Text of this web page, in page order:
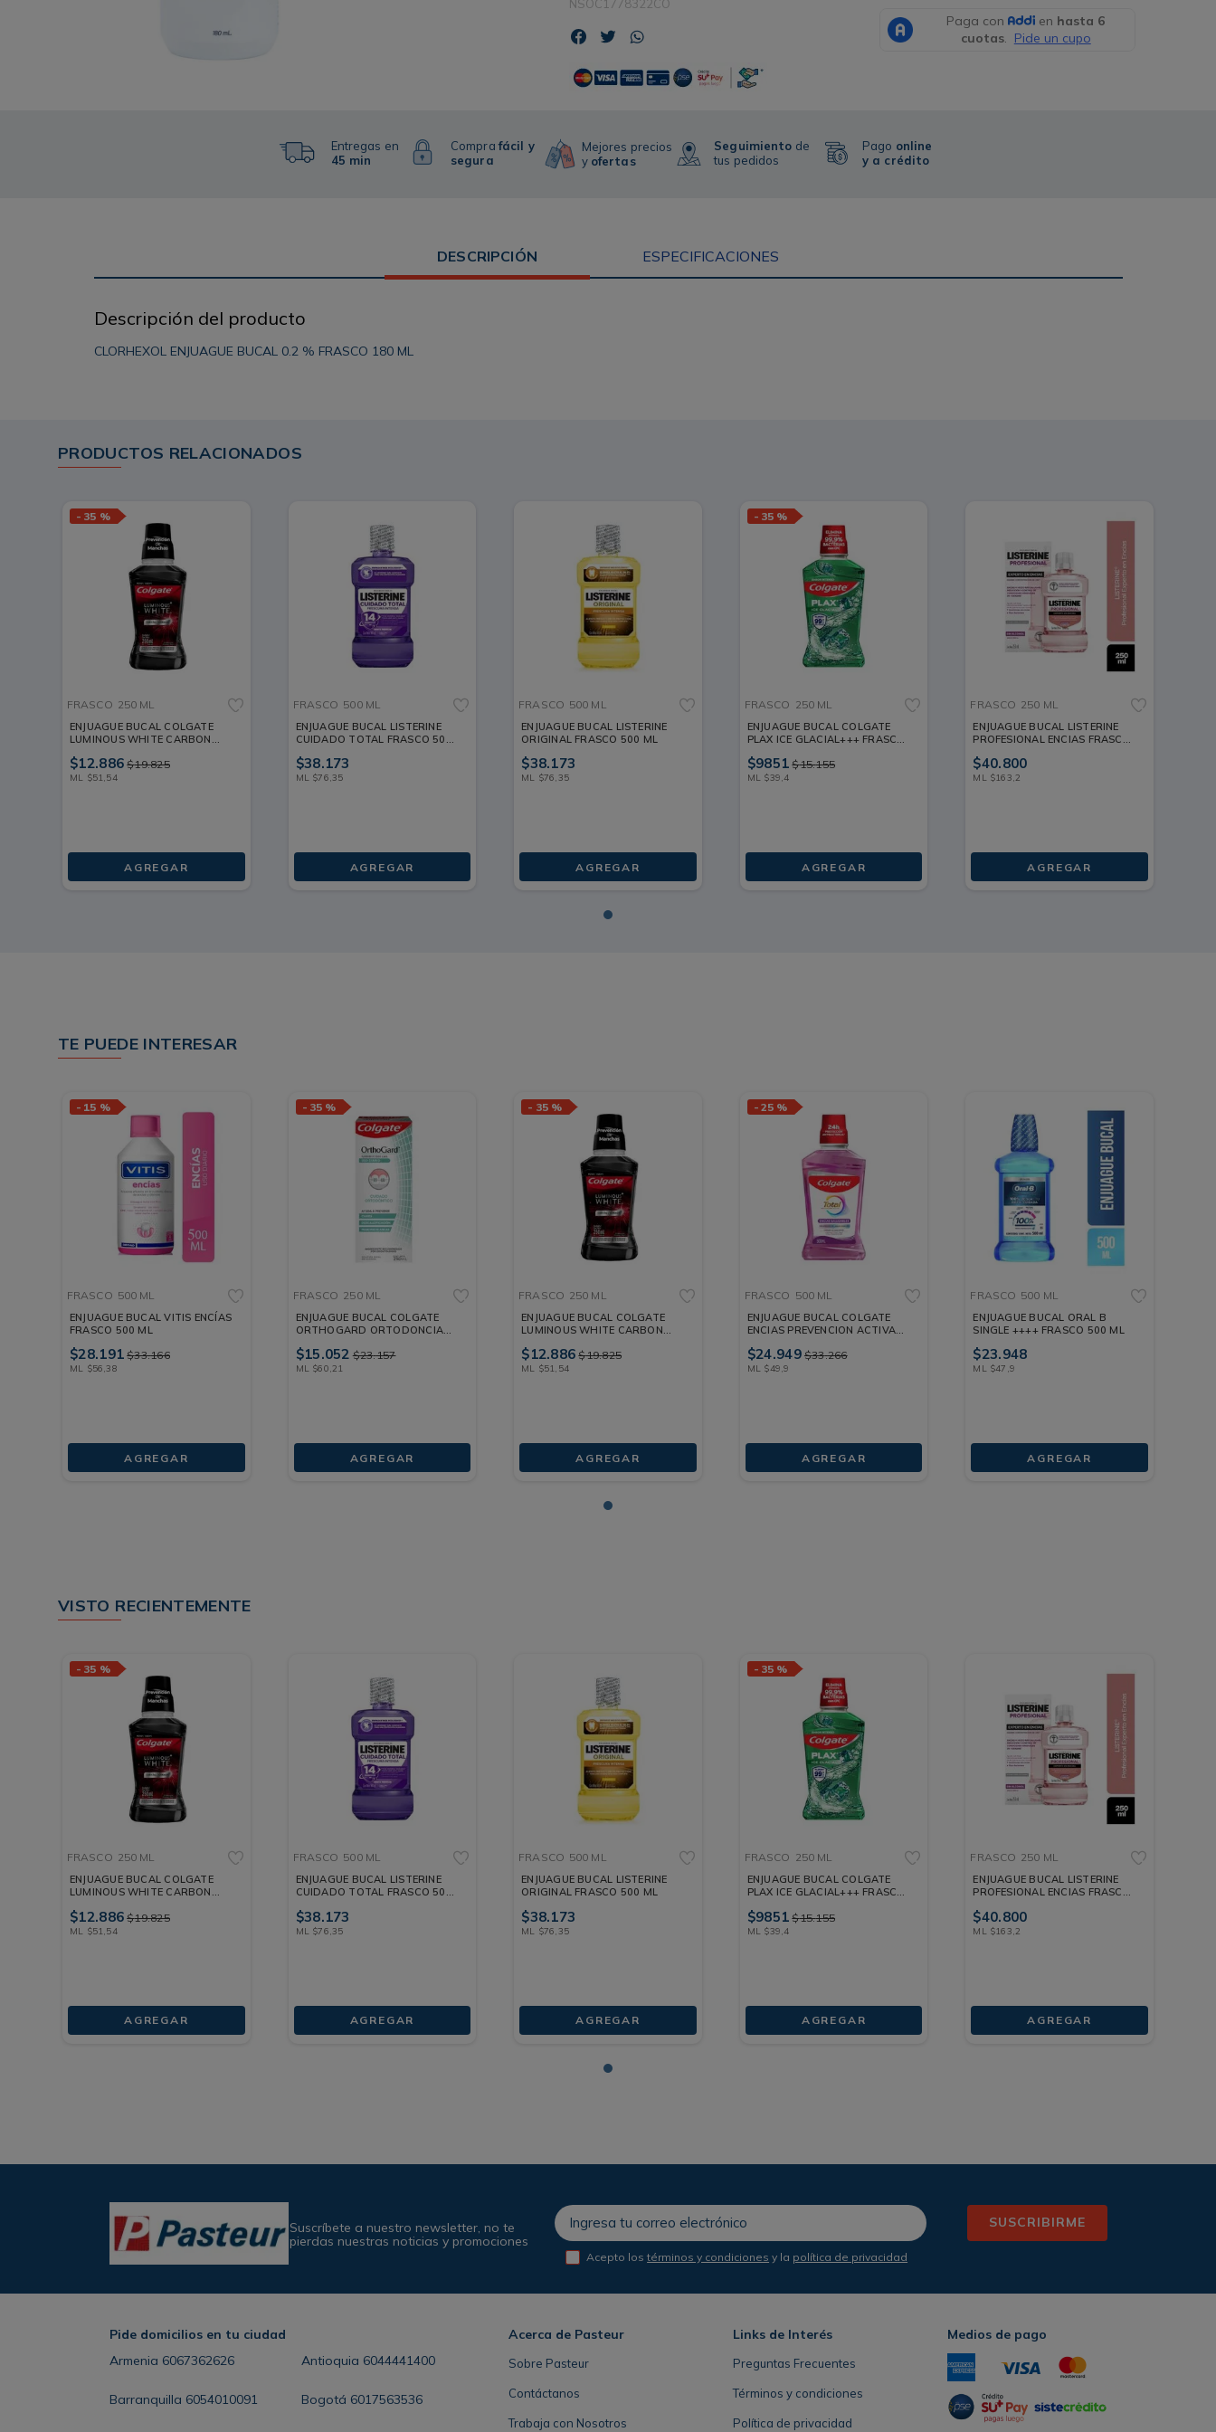
NSOC1778322CO
Entregas en
45 min
Comprafácil y
segura
Mejores precios
y ofertas
Seguimiento de
tus pedidos
Pago online
y a crédito
DESCRIPCIÓN ESPECIFICACIONES
Descripción del producto
CLORHEXOL ENJUAGUE BUCAL 0.2 % FRASCO 180 ML
PRODUCTOS RELACIONADOS
- 35 %
FRASCO 250 ML
ENJUAGUE BUCAL COLGATE
LUMINOUS WHITE CARBON
$12.886 $19.825
ML $51,54
AGREGAR
FRASCO 500 ML
ENJUAGUE BUCAL LISTERINE
CUIDADO TOTAL FRASCO 500
$38.173
ML $76,35
AGREGAR
FRASCO 500 ML
ENJUAGUE BUCAL LISTERINE
ORIGINAL FRASCO 500 ML
$38.173
ML $76, 35
AGREGAR
- 35 %
FRASCO 250 ML
ENJUAGUE BUCAL COLGATE
PLAX ICE GLACIAL+++ FRASCO
$9851 $15.155
ML $39,4
AGREGAR
FRASCO 250 ML
ENJUAGUE BUCAL LISTERINE
PROFESIONAL ENCIAS FRASCO
$40.800
ML $163,2
AGREGAR
TE PUEDE INTERESAR
- 15 %
FRASCO 500 ML
ENJUAGUE BUCAL VITIS ENCÍAS
FRASCO 500 ML
$28.191 $33.166
ML $56,38
AGREGAR
- 35 %
FRASCO 250 ML
ENJUAGUE BUCAL COLGATE
ORTHOGARD ORTODONCIA
$15.052 $23.157
ML $60,21
AGREGAR
- 35 %
FRASCO 250 ML
ENJUAGUE BUCAL COLGATE
LUMINOUS WHITE CARBON
$12.886 $19.825
ML $51, 54
AGREGAR
- 25 %
FRASCO 500 ML
ENJUAGUE BUCAL COLGATE
ENCIAS PREVENCION ACTIVA
$24.949 $33.266
ML $49,9
AGREGAR
FRASCO 500 ML
ENJUAGUE BUCAL ORAL B
SINGLE ++++ FRASCO 500 ML
$23.948
ML $47 ,9
AGREGAR
VISTO RECIENTEMENTE
- 35 %
FRASCO 250 ML
ENJUAGUE BUCAL COLGATE
LUMINOUS WHITE CARBON
$12.886 $19.825
ML $51 54
AGREGAR
FRASCO 500 ML
ENJUAGUE BUCAL LISTERINE
CUIDADO TOTAL FRASCO 500
$38.173
ML $76 35
AGREGAR
FRASCO 500 ML
ENJUAGUE BUCAL LISTERINE
ORIGINAL FRASCO 500 ML
$38.173
ML $76 35
AGREGAR
- 35 %
FRASCO 250 ML
ENJUAGUE BUCAL COLGATE
PLAX ICE GLACIAL+++ FRASCO
$9851 $15.155
ML $39 ,4
AGREGAR
FRASCO 250 ML
ENJUAGUE BUCAL LISTERINE
PROFESIONAL ENCIAS FRASCO
$40.800
ML $163 2
AGREGAR
Suscríbete a nuestro newsletter, no te
pierdas nuestras noticias y promociones
SUSCRIBIRME
Acepto lostérminos y condiciones y la política de privacidad
Pide domicilios en tu ciudad
Armenia 6067362626 Antioquia 6044441400
Barranquilla 6054010091 Bogotá 6017563536
Acerca de Pasteur
Sobre Pasteur
Contáctanos
Trabaja con Nosotros
Links de Interés
Preguntas Frecuentes
Términos y condiciones
Política de privacidad
Medios de pago